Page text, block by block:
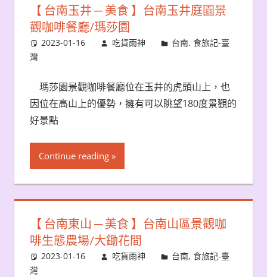
【 台南玉井 ─ 美食 】台南玉井庭園景
觀咖啡餐廳/瑪莎園
2023-01-16 吃貨雨神 台南,食旅記-臺
灣
瑪莎園景觀咖啡餐廳位在玉井的虎頭山上，也
因位在高山上的優勢，擁有可以眺望180度景觀的
好景點
Continue reading
【 台南東山 ─ 美食 】台南山區景觀咖
啡生態農場/大鋤花間
2023-01-16 吃貨雨神 台南,食旅記-臺
灣